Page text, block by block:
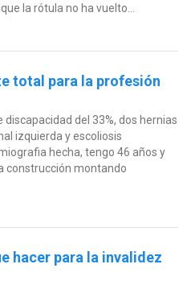
la rótula no ha vuelto...
total para la profesión
del 33%, dos hernias
izquierda y escoliosis
hecha, tengo 46 años y
construcción montando
hacer para la invalidez